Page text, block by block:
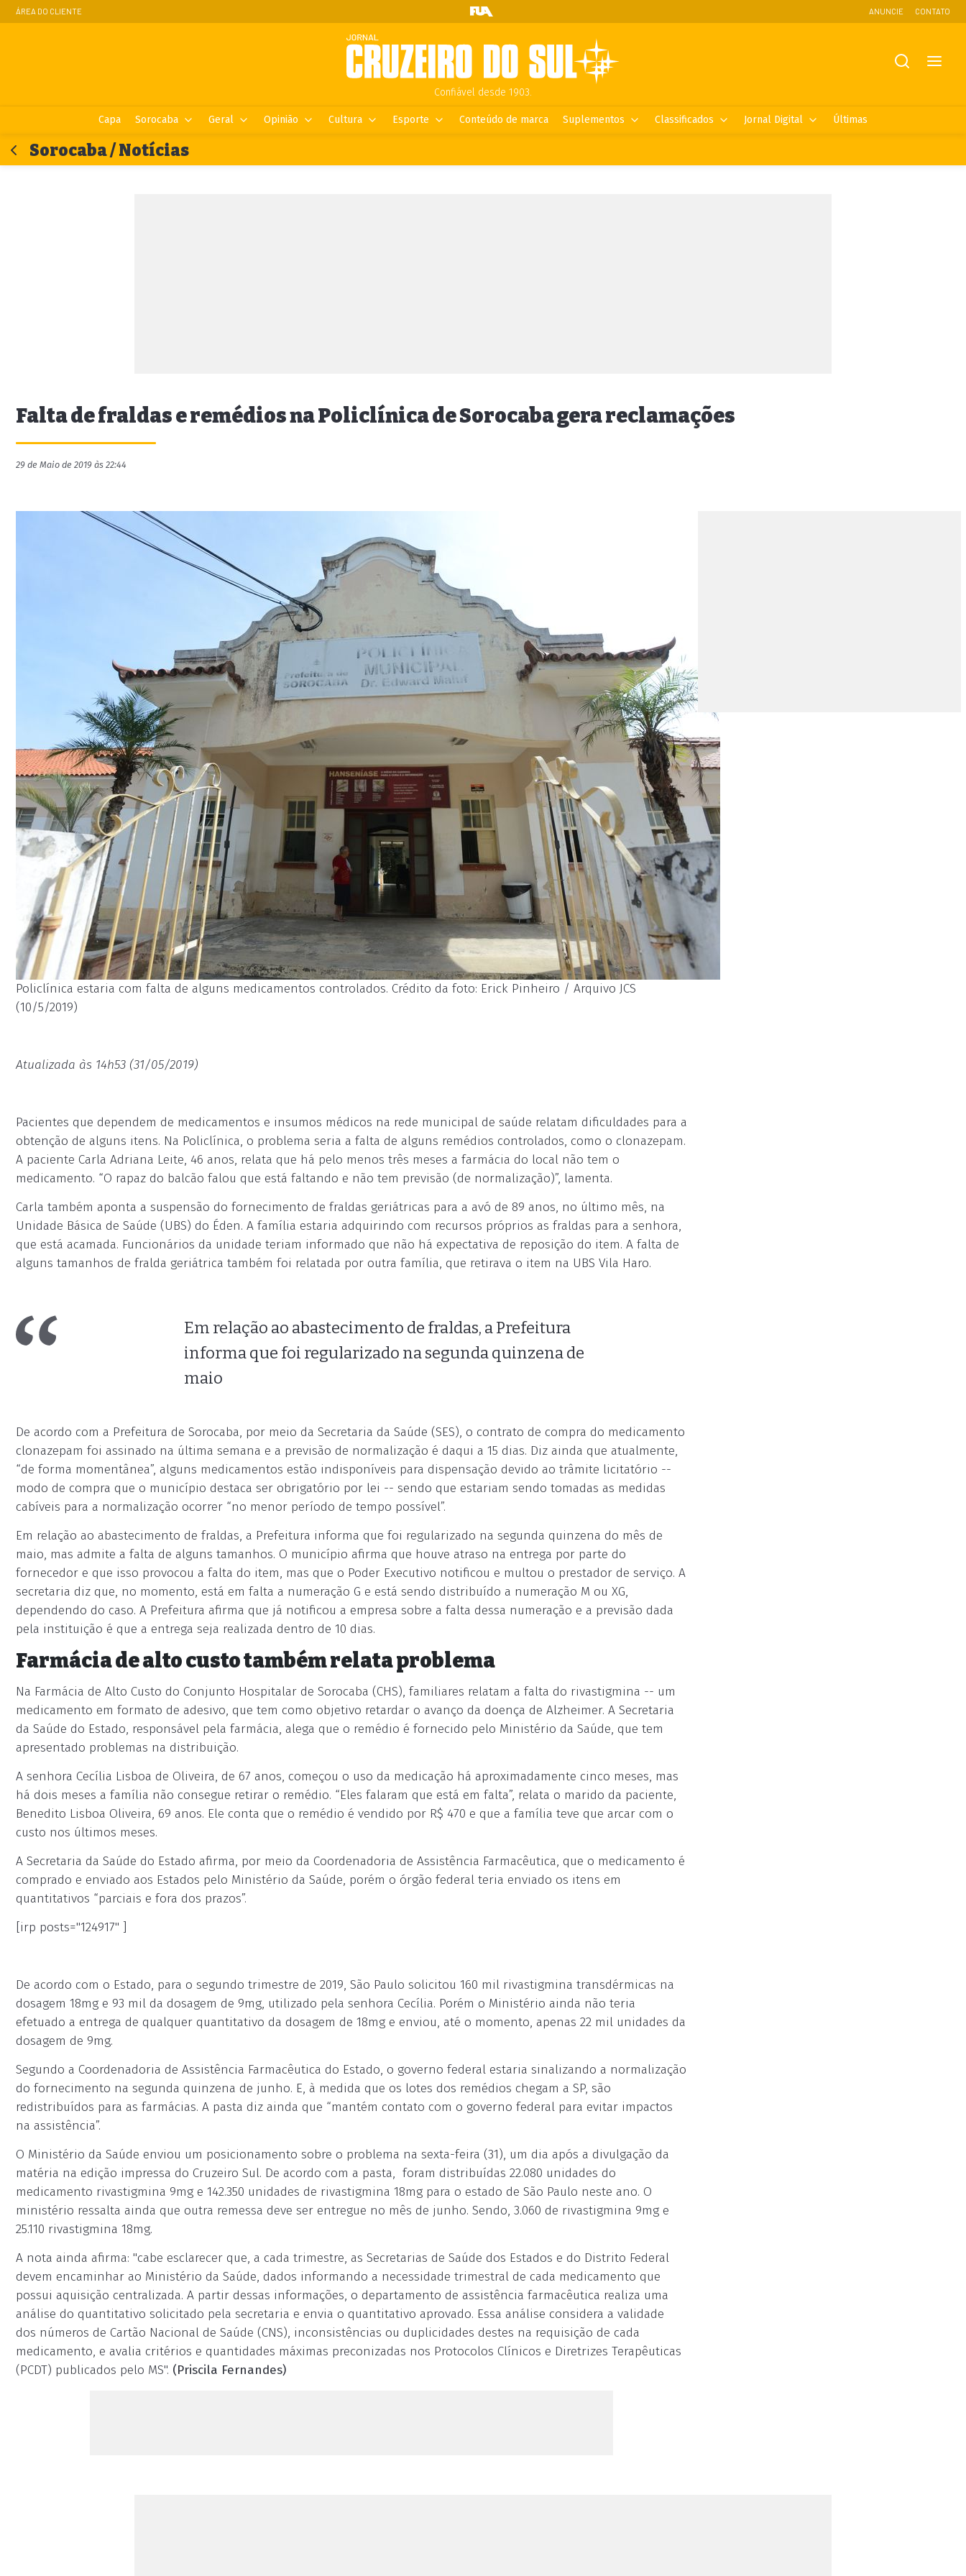
ÁREA DO CLIENTE ANUNCIE CONTATO
Confiável desde 1903.
Capa Sorocaba Geral Opinião Cultura Esporte Conteúdo de marca Suplementos Classificados Jornal Digital Últimas
Sorocaba / Notícias
Falta de fraldas e remédios na Policlínica de Sorocaba gera reclamações
29 de Maio de 2019 às 22:44
Policlínica estaria com falta de alguns medicamentos controlados. Crédito da foto: Erick Pinheiro / Arquivo JCS
(10/5/2019)
Atualizada às 14h53 (31/05/2019)
Pacientes que dependem de medicamentos e insumos médicos na rede municipal de saúde relatam dificuldades para a
obtenção de alguns itens. Na Policlínica, o problema seria a falta de alguns remédios controlados, como o clonazepam.
A paciente Carla Adriana Leite, 46 anos, relata que há pelo menos três meses a farmácia do local não tem o
medicamento. “O rapaz do balcão falou que está faltando e não tem previsão (de normalização)”, lamenta.
Carla também aponta a suspensão do fornecimento de fraldas geriátricas para a avó de 89 anos, no último mês, na
Unidade Básica de Saúde (UBS) do Éden. A família estaria adquirindo com recursos próprios as fraldas para a senhora,
que está acamada. Funcionários da unidade teriam informado que não há expectativa de reposição do item. A falta de
alguns tamanhos de fralda geriátrica também foi relatada por outra família, que retirava o item na UBS Vila Haro.
Em relação ao abastecimento de fraldas, a Prefeitura
informa que foi regularizado na segunda quinzena de
maio
De acordo com a Prefeitura de Sorocaba, por meio da Secretaria da Saúde (SES), o contrato de compra do medicamento
clonazepam foi assinado na última semana e a previsão de normalização é daqui a 15 dias. Diz ainda que atualmente,
“de forma momentânea”, alguns medicamentos estão indisponíveis para dispensação devido ao trâmite licitatório --
modo de compra que o município destaca ser obrigatório por lei -- sendo que estariam sendo tomadas as medidas
cabíveis para a normalização ocorrer “no menor período de tempo possível”.
Em relação ao abastecimento de fraldas, a Prefeitura informa que foi regularizado na segunda quinzena do mês de
maio, mas admite a falta de alguns tamanhos. O município afirma que houve atraso na entrega por parte do
fornecedor e que isso provocou a falta do item, mas que o Poder Executivo notificou e multou o prestador de serviço. A
secretaria diz que, no momento, está em falta a numeração G e está sendo distribuído a numeração M ou XG,
dependendo do caso. A Prefeitura afirma que já notificou a empresa sobre a falta dessa numeração e a previsão dada
pela instituição é que a entrega seja realizada dentro de 10 dias.
Farmácia de alto custo também relata problema
Na Farmácia de Alto Custo do Conjunto Hospitalar de Sorocaba (CHS), familiares relatam a falta do rivastigmina -- um
medicamento em formato de adesivo, que tem como objetivo retardar o avanço da doença de Alzheimer. A Secretaria
da Saúde do Estado, responsável pela farmácia, alega que o remédio é fornecido pelo Ministério da Saúde, que tem
apresentado problemas na distribuição.
A senhora Cecília Lisboa de Oliveira, de 67 anos, começou o uso da medicação há aproximadamente cinco meses, mas
há dois meses a família não consegue retirar o remédio. “Eles falaram que está em falta”, relata o marido da paciente,
Benedito Lisboa Oliveira, 69 anos. Ele conta que o remédio é vendido por R$ 470 e que a família teve que arcar com o
custo nos últimos meses.
A Secretaria da Saúde do Estado afirma, por meio da Coordenadoria de Assistência Farmacêutica, que o medicamento é
comprado e enviado aos Estados pelo Ministério da Saúde, porém o órgão federal teria enviado os itens em
quantitativos “parciais e fora dos prazos”.
[irp posts="124917" ]
De acordo com o Estado, para o segundo trimestre de 2019, São Paulo solicitou 160 mil rivastigmina transdérmicas na
dosagem 18mg e 93 mil da dosagem de 9mg, utilizado pela senhora Cecília. Porém o Ministério ainda não teria
efetuado a entrega de qualquer quantitativo da dosagem de 18mg e enviou, até o momento, apenas 22 mil unidades da
dosagem de 9mg.
Segundo a Coordenadoria de Assistência Farmacêutica do Estado, o governo federal estaria sinalizando a normalização
do fornecimento na segunda quinzena de junho. E, à medida que os lotes dos remédios chegam a SP, são
redistribuídos para as farmácias. A pasta diz ainda que “mantém contato com o governo federal para evitar impactos
na assistência”.
O Ministério da Saúde enviou um posicionamento sobre o problema na sexta-feira (31), um dia após a divulgação da
matéria na edição impressa do Cruzeiro Sul. De acordo com a pasta, foram distribuídas 22.080 unidades do
medicamento rivastigmina 9mg e 142.350 unidades de rivastigmina 18mg para o estado de São Paulo neste ano. O
ministério ressalta ainda que outra remessa deve ser entregue no mês de junho. Sendo, 3.060 de rivastigmina 9mg e
25.110 rivastigmina 18mg.
A nota ainda afirma: "cabe esclarecer que, a cada trimestre, as Secretarias de Saúde dos Estados e do Distrito Federal
devem encaminhar ao Ministério da Saúde, dados informando a necessidade trimestral de cada medicamento que
possui aquisição centralizada. A partir dessas informações, o departamento de assistência farmacêutica realiza uma
análise do quantitativo solicitado pela secretaria e envia o quantitativo aprovado. Essa análise considera a validade
dos números de Cartão Nacional de Saúde (CNS), inconsistências ou duplicidades destes na requisição de cada
medicamento, e avalia critérios e quantidades máximas preconizadas nos Protocolos Clínicos e Diretrizes Terapêuticas
(PCDT) publicados pelo MS". (Priscila Fernandes)